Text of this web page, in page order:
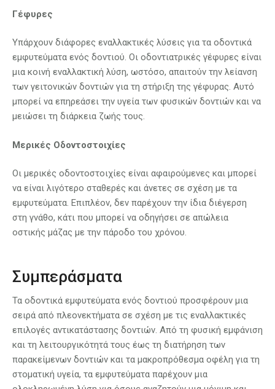
Γέφυρες
Υπάρχουν διάφορες εναλλακτικές λύσεις για τα οδοντικά
εμφυτεύματα ενός δοντιού. Οι οδοντιατρικές γέφυρες είναι
μια κοινή εναλλακτική λύση, ωστόσο, απαιτούν την λείανση
των γειτονικών δοντιών για τη στήριξη της γέφυρας. Αυτό
μπορεί να επηρεάσει την υγεία των φυσικών δοντιών και να
μειώσει τη διάρκεια ζωής τους.
Μερικές Οδοντοστοιχίες
Οι μερικές οδοντοστοιχίες είναι αφαιρούμενες και μπορεί
να είναι λιγότερο σταθερές και άνετες σε σχέση με τα
εμφυτεύματα. Επιπλέον, δεν παρέχουν την ίδια διέγερση
στη γνάθο, κάτι που μπορεί να οδηγήσει σε απώλεια
οστικής μάζας με την πάροδο του χρόνου.
Συμπεράσματα
Τα οδοντικά εμφυτεύματα ενός δοντιού προσφέρουν μια
σειρά από πλεονεκτήματα σε σχέση με τις εναλλακτικές
επιλογές αντικατάστασης δοντιών. Από τη φυσική εμφάνιση
και τη λειτουργικότητά τους έως τη διατήρηση των
παρακείμενων δοντιών και τα μακροπρόθεσμα οφέλη για τη
στοματική υγεία, τα εμφυτεύματα παρέχουν μια